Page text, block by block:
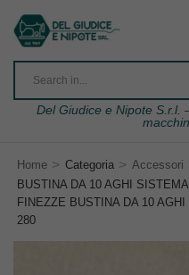
Del Giudice e Nipote S.r.l.
Home > Categoria > Accessori
BUSTINA DA 10 AGHI
FINEZZE BUSTINA DA 10
280